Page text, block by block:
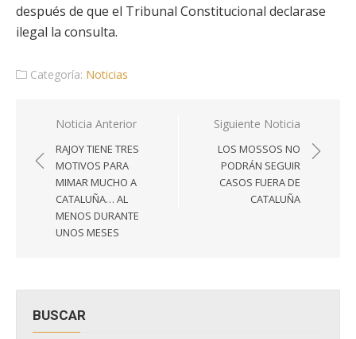
después de que el Tribunal Constitucional declarase
ilegal la consulta.
Categoría: Noticias
Navegación
entradas
Noticia Anterior
RAJOY TIENE TRES
MOTIVOS PARA
MIMAR MUCHO A
CATALUÑA… AL
MENOS DURANTE
UNOS MESES
Siguiente Noticia
LOS MOSSOS NO
PODRÁN SEGUIR
CASOS FUERA DE
CATALUÑA
BUSCAR